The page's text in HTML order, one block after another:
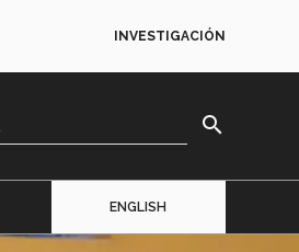
INVESTIGACIÓN
search
ENGLISH